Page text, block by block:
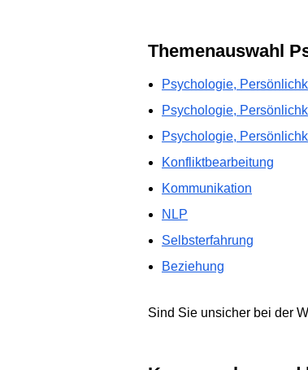
Themenauswahl
Psychologie,
Psychologie,
Psychologie,
Konfliktbearbeitung
Kommunikation
NLP
Selbsterfahrung
Beziehung
Sind Sie unsicher bei der